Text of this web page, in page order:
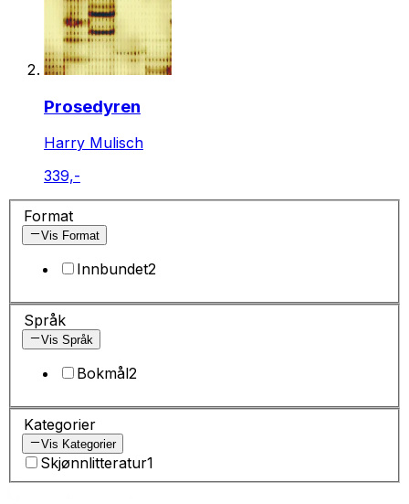
Prosedyren
Harry Mulisch
339,-
Format
Vis Format
Innbundet2
Språk
Vis Språk
Bokmål2
Kategorier
Vis Kategorier
Skjønnlitteratur1